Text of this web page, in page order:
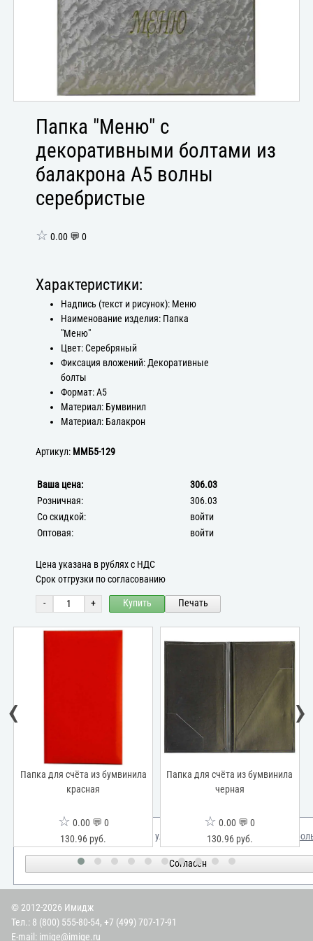
Папка "Меню" с
декоративными болтами из
балакрона А5 волны
серебристые
☆ 0.00 💬 0
Характеристики:
Надпись (текст и рисунок): Меню
Наименование изделия: Папка
"Меню"
Цвет: Серебряный
Фиксация вложений: Декоративные
болты
Формат: А5
Материал: Бумвинил
Материал: Балакрон
Артикул: ММБ5-129
Ваша цена:
306.03
Розничная:
306.03
Со скидкой:
войти
Оптовая:
войти
Цена указана в рублях с НДС
Срок отгрузки по согласованию
- + Купить Печать
Папка для счёта из бумвинила
красная
☆ 0.00 💬 0
130.96 руб.
Папка для счёта из бумвинила
черная
☆ 0.00 💬 0
130.96 руб.
‹ ›
Мы используем куки для улучшения вашего опыта. Узнать
Согласен
© 2012-2026 Имидж
Тел.: 8 (800) 555-80-54, +7 (499) 707-17-91
E-mail: imige@imige.ru